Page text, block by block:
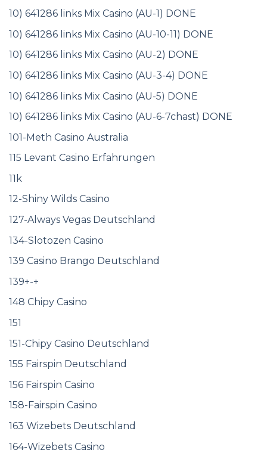
10) 641286 links Mix Casino (AU-1) DONE
10) 641286 links Mix Casino (AU-10-11) DONE
10) 641286 links Mix Casino (AU-2) DONE
10) 641286 links Mix Casino (AU-3-4) DONE
10) 641286 links Mix Casino (AU-5) DONE
10) 641286 links Mix Casino (AU-6-7chast) DONE
101-Meth Casino Australia
115 Levant Casino Erfahrungen
11k
12-Shiny Wilds Casino
127-Always Vegas Deutschland
134-Slotozen Casino
139 Casino Brango Deutschland
139+-+
148 Chipy Casino
151
151-Chipy Casino Deutschland
155 Fairspin Deutschland
156 Fairspin Casino
158-Fairspin Casino
163 Wizebets Deutschland
164-Wizebets Casino